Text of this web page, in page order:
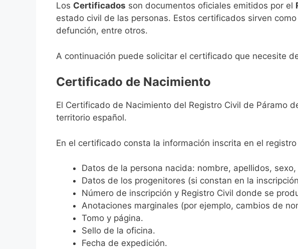
Los Certificados son documentos oficiales emitidos por el
estado civil de las personas. Estos certificados sirven
defunción, entre otros.
A continuación puede solicitar el certificado que necesite
Certificado de Nacimiento
El Certificado de Nacimiento del Registro Civil de Páramo
territorio español.
En el certificado consta la información inscrita en el
Datos de la persona nacida: nombre, apellidos,
Datos de los progenitores (si constan en la
Número de inscripción y Registro Civil donde se
Anotaciones marginales (por ejemplo, cambios de
Tomo y página.
Sello de la oficina.
Fecha de expedición.